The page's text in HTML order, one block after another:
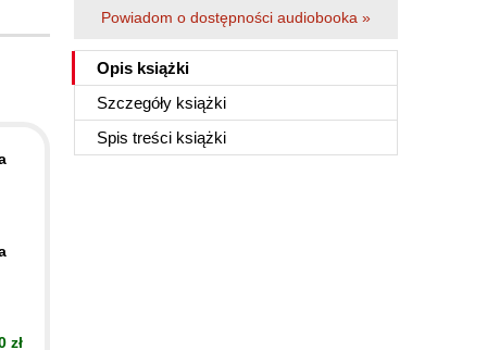
Powiadom o dostępności audiobooka »
Opis książki
Szczegóły książki
Spis treści książki
zł